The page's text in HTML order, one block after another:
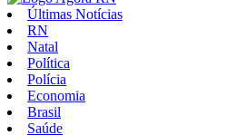
Últimas Notícias
RN
Natal
Política
Polícia
Economia
Brasil
Saúde